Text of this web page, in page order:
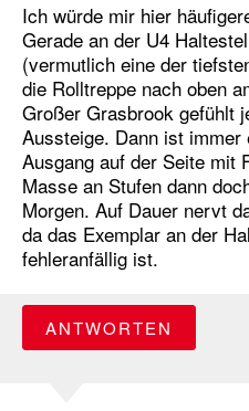
Ich würde mir hier
Gerade an der U4
(vermutlich eine der
die Rolltreppe nach oben
Großer Grasbrook gefühlt
Aussteige. Dann ist immer
Ausgang auf der Seite mit
Masse an Stufen dann
Morgen. Auf Dauer nervt
da das Exemplar an der
fehleranfällig ist.
ANTWORTEN